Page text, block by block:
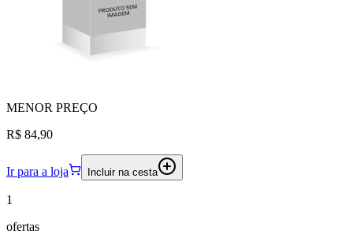
MENOR PREÇO
R$ 84,90
Ir para a loja Incluir na cesta
1
ofertas